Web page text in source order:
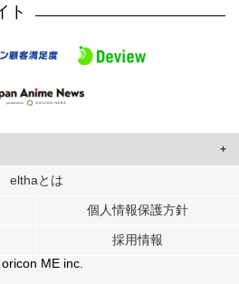
ト
、ユーザーに合わせたコンテンツや広告の
の各パートナーに提供しています。
ザーが各パートナーに提供した他の情報や、
スを使用したときに収集した他の情報を組み
elthaとは
個人情報保護方針
採用情報
ME inc.